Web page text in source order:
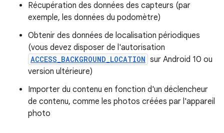
Récupération des données des capteurs (par
exemple, les données du podomètre)
Obtenir des données de localisation périodiques
(vous devez disposer de l'autorisation
ACCESS_BACKGROUND_LOCATION sur Android 10 ou
version ultérieure)
Importer du contenu en fonction d'un déclencheur
de contenu, comme les photos créées par l'appareil
photo